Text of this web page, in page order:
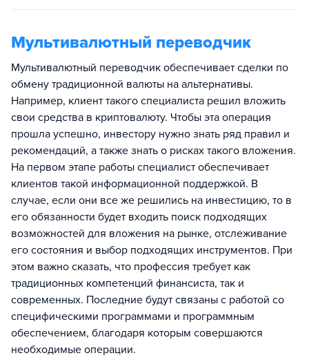
Мультивалютный переводчик
Мультивалютный переводчик обеспечивает сделки по
обмену традиционной валюты на альтернативы.
Например, клиент такого специалиста решил вложить
свои средства в криптовалюту. Чтобы эта операция
прошла успешно, инвестору нужно знать ряд правил и
рекомендаций, а также знать о рисках такого вложения.
На первом этапе работы специалист обеспечивает
клиентов такой информационной поддержкой. В
случае, если они все же решились на инвестицию, то в
его обязанности будет входить поиск подходящих
возможностей для вложения на рынке, отслеживание
его состояния и выбор подходящих инструментов. При
этом важно сказать, что профессия требует как
традиционных компетенций финансиста, так и
современных. Последние будут связаны с работой со
специфическими программами и программным
обеспечением, благодаря которым совершаются
необходимые операции.